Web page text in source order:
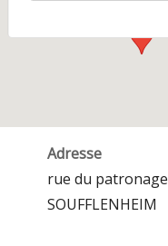
Adresse
rue du patronage
SOUFFLENHEIM